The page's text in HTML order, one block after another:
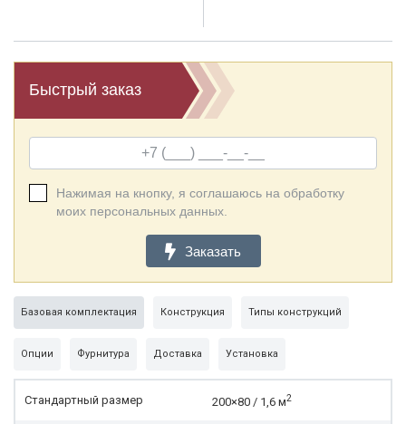
Быстрый заказ
Нажимая на кнопку, я соглашаюсь на обработку
моих персональных данных.
Заказать
Базовая комплектация Конструкция Типы конструкций
Опции Фурнитура Доставка Установка
Стандартный размер 200×80 / 1,6 м2